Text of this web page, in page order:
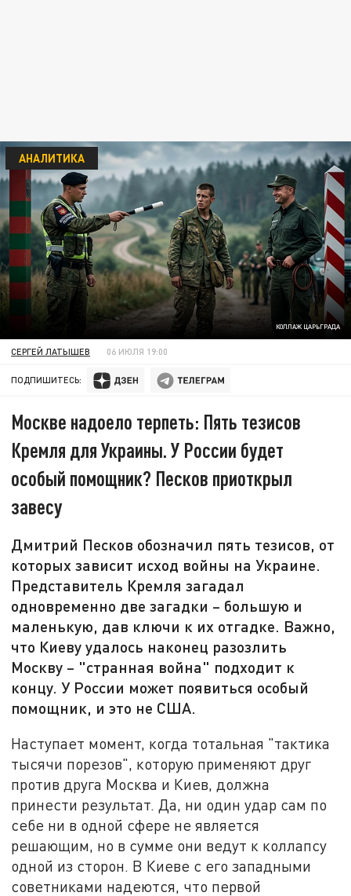
КОЛЛАЖ ЦАРЬГРАДА
АНАЛИТИКА
СЕРГЕЙ ЛАТЫШЕВ 06 ИЮЛЯ 19:00
ПОДПИШИТЕСЬ:
Москве надоело терпеть: Пять тезисов
Кремля для Украины. У России будет
особый помощник? Песков приоткрыл
завесу
Дмитрий Песков обозначил пять тезисов, от
которых зависит исход войны на Украине.
Представитель Кремля загадал
одновременно две загадки – большую и
маленькую, дав ключи к их отгадке. Важно,
что Киеву удалось наконец разозлить
Москву – "странная война" подходит к
концу. У России может появиться особый
помощник, и это не США.
Наступает момент, когда тотальная "тактика
тысячи порезов", которую применяют друг
против друга Москва и Киев, должна
принести результат. Да, ни один удар сам по
себе ни в одной сфере не является
решающим, но в сумме они ведут к коллапсу
одной из сторон. В Киеве с его западными
советниками надеются, что первой